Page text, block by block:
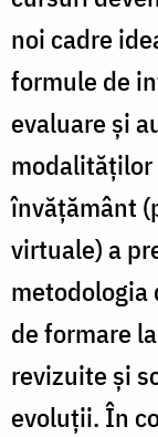
noi cadre
formule de
evaluare și
modalităților
învățământ
virtuale) a
metodologia
de formare
revizuite și
evoluții. În